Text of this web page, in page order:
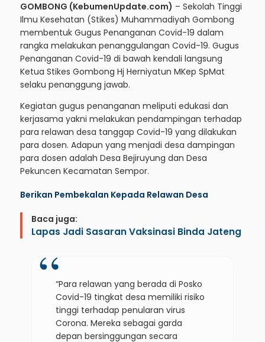
GOMBONG (KebumenUpdate.com) – Sekolah Tinggi
Ilmu Kesehatan (Stikes) Muhammadiyah Gombong
membentuk Gugus Penanganan Covid-19 dalam
rangka melakukan penanggulangan Covid-19. Gugus
Penanganan Covid-19 di bawah kendali langsung
Ketua Stikes Gombong Hj Herniyatun MKep SpMat
selaku penanggung jawab.
Kegiatan gugus penanganan meliputi edukasi dan
kerjasama yakni melakukan pendampingan terhadap
para relawan desa tanggap Covid-19 yang dilakukan
para dosen. Adapun yang menjadi desa dampingan
para dosen adalah Desa Bejiruyung dan Desa
Pekuncen Kecamatan Sempor.
Berikan Pembekalan Kepada Relawan Desa
Baca juga:
Lapas Jadi Sasaran Vaksinasi Binda Jateng
“Para relawan yang berada di Posko
Covid-19 tingkat desa memiliki risiko
tinggi terhadap penularan virus
Corona. Mereka sebagai garda
depan bersinggungan secara